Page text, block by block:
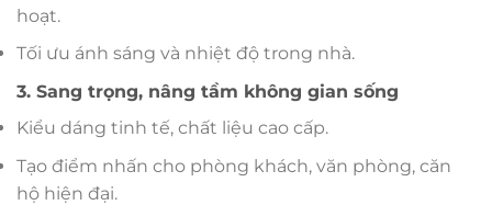
hoạt.
Tối ưu ánh sáng và nhiệt độ trong nhà.
3. Sang trọng, nâng tầm không gian sống
Kiểu dáng tinh tế, chất liệu cao cấp.
Tạo điểm nhấn cho phòng khách, văn phòng, căn
hộ hiện đại.